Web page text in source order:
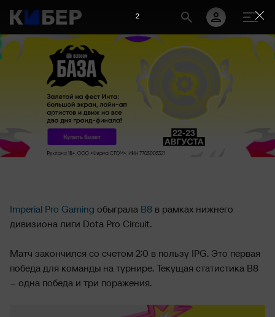
Imperial Pro Gaming обыграла B8 в рамках нижнего
дивизиона лиги Dota Pro Circuit.
Матч закончился со счетом 2:0 в пользу IPG. Это первая
победа для команды на турнире. Текущая статистика B8
– одна победа и три поражения.
2